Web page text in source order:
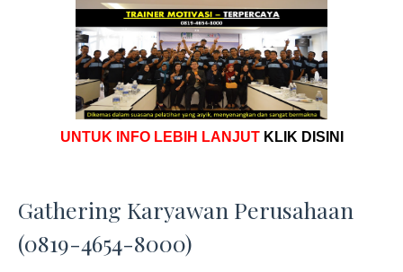
UNTUK INFO LEBIH LANJUT KLIK DISINI
Gathering Karyawan Perusahaan
(0819-4654-8000)